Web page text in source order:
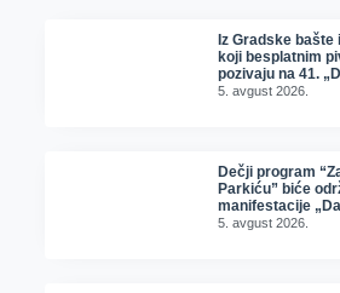
Iz Gradske
koji besplatnim
pozivaju na 41.
5. avgust 2026.
Dečji program
Parkiću” biće
manifestacije
5. avgust 2026.